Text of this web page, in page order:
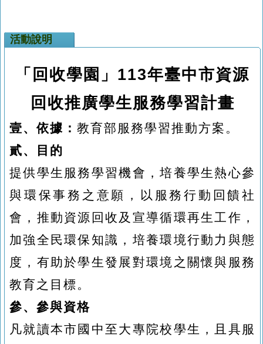
活動說明
「回收學園」 113年臺中市資源
回收推廣學生服務學習計畫
壹、依據： 教育部服務學習推動方案。
貳、目的
提供學生服務學習機會，培養學生熱心參
與環保事務之意願，以服務行動回饋社
會， 推動資源回收及宣導循環再生工作，
加強全民環保知識，培養環境行動力與態
度，有助於學生發展對環境之關懷與服務
教育之目標。
參、參與資格
凡就讀本市國中至大專院校學生，且具服